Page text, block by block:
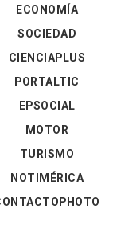
ECONOMÍA
SOCIEDAD
CIENCIAPLUS
PORTALTIC
EPSOCIAL
MOTOR
TURISMO
NOTIMÉRICA